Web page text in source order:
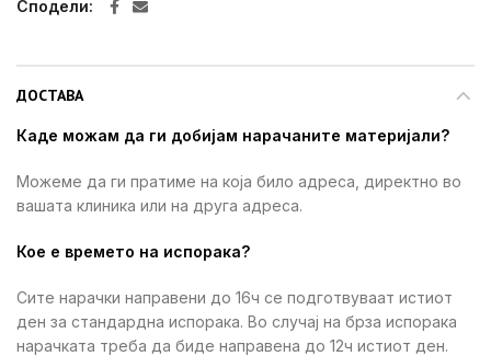
Сподели
ДОСТАВА
Каде можам да ги добијам нарачаните материјали?
Можеме да ги пратиме на која било адреса, директно во
вашата клиника или на друга адреса.
Кое е времето на испорака?
Сите нарачки направени до 16ч се подготвуваат истиот
ден за стандардна испорака. Во случај на брза испорака
нарачката треба да биде направена до 12ч истиот ден.